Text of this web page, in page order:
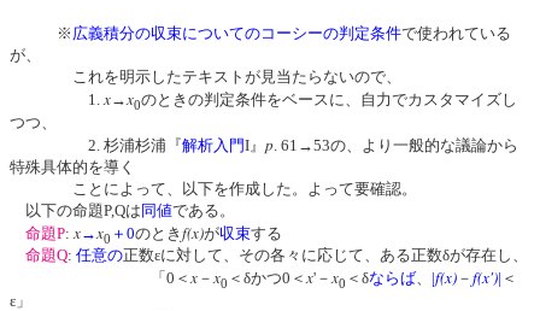
※ 広義積分の収束についてのコーシーの判定条件で使われている
が、
これを明示したテキストが見当たらないので、
1.x→x0のときの判定条件をベースに、自力でカスタマイズし
つつ、
2. 杉浦杉浦『解析入門I』 p . 61→53の、より一般的な議論から
特殊具体的を導く
ことによって、以下を作成した。よって要確認。
以下の命題P,Qは同値である。
命題P: x→x0 ＋0のとき f(x)が収束する
命題Q: 任意の正数εに対して、その各々に応じて、ある正数δが存在し、
「0＜x －x0 ＜δかつ0＜x'－x0 ＜δならば、 |f(x) － f(x')| ＜
ε」